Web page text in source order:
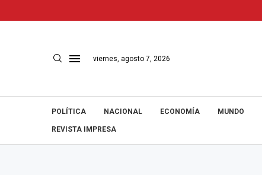
viernes, agosto 7, 2026
POLÍTICA NACIONAL ECONOMÍA MUNDO
REVISTA IMPRESA